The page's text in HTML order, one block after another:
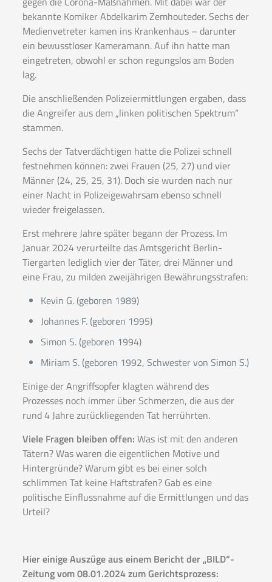
bekannte Komiker Abdelkarim Zemhouteder. Sechs der
Medienvetreter kamen ins Krankenhaus – darunter
ein bewusstloser Kameramann. Auf ihn hatte man
eingetreten, obwohl er schon regungslos am Boden
lag.
Die anschließenden Polizeiermittlungen ergaben, dass
die Angreifer aus dem „linken politischen Spektrum“
stammen.
Sechs der Tatverdächtigen hatte die Polizei schnell
festnehmen können: zwei Frauen (25, 27) und vier
Männer (24, 25, 25, 31). Doch sie wurden nach nur
einer Nacht in Polizeigewahrsam ebenso schnell
wieder freigelassen.
Erst mehrere Jahre später begann der Prozess. Im
Januar 2024 verurteilte das Amtsgericht Berlin-
Tiergarten lediglich vier der Täter, drei Männer und
eine Frau, zu milden zweijährigen Bewährungsstrafen:
Kevin G. (geboren 1989)
Johannes F. (geboren 1995)
Simon S. (geboren 1994)
Miriam S. (geboren 1992, Schwester von Simon S.)
Einige der Angriffsopfer klagten während des
Prozesses noch immer über Schmerzen, die aus der
rund 4 Jahre zurückliegenden Tat herrührten.
Viele Fragen bleiben offen: Was ist mit den anderen
Tätern? Was waren die eigentlichen Motive und
Hintergründe? Warum gibt es bei einer solch
schlimmen Tat keine Haftstrafen? Gab es eine
politische Einflussnahme auf die Ermittlungen und das
Urteil?
Hier einige Auszüge aus einem Bericht der „BILD“-
Zeitung vom 08.01.2024 zum Gerichtsprozess: